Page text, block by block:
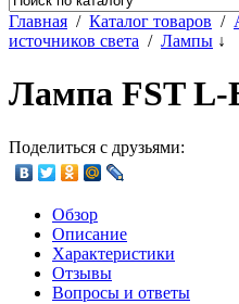
Главная / Каталог товаров /
источников света / Лампы ↓
Лампа FST L-
Поделиться с друзьями:
Обзор
Описание
Характеристики
Отзывы
Вопросы и ответы